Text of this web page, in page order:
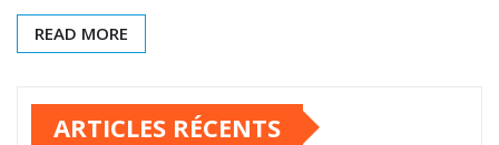
READ MORE
ARTICLES RÉCENTS